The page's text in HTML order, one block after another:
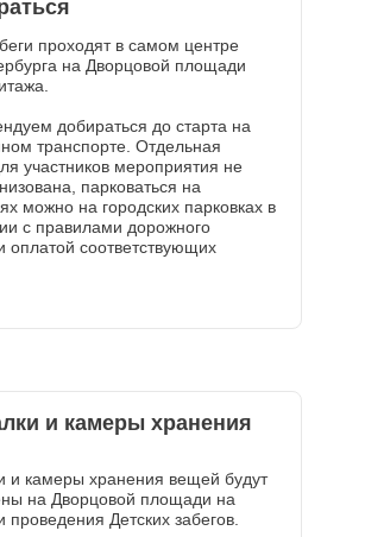
проходят в самом центре
на Дворцовой площади
добираться до старта на
транспорте. Отдельная
участников мероприятия не
парковаться на
можно на городских парковках в
с правилами дорожного
оплатой соответствующих
и камеры хранения
и камеры хранения вещей будут
на Дворцовой площади на
проведения Детских забегов.